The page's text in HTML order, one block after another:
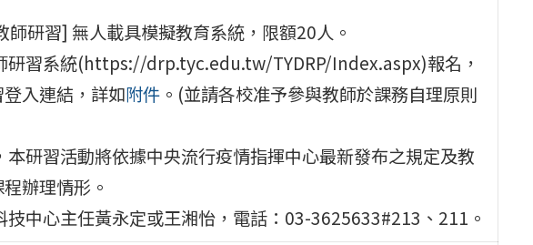
研習] 無人載具模擬教育系統，限額20人。
研習系統(https://drp.tyc.edu.tw/TYDRP/Index.aspx)報名，
入連結，詳如附件。(並請各校准予參與教師於課務自理原則
研習活動將依據中央流行疫情指揮中心最新發布之規定及教
辦理情形。
中心主任黃永定或王湘怡，電話：03-3625633#213、211。